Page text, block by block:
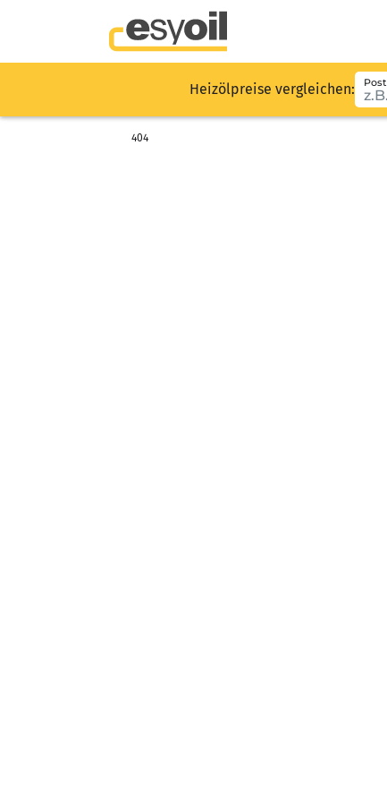
Heizölpreise vergleichen:
404